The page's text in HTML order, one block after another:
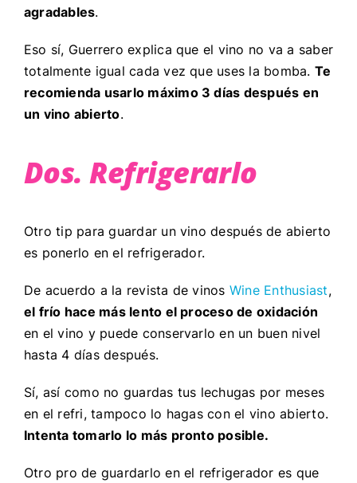
agradables.
Eso sí, Guerrero explica que el vino no va a saber
totalmente igual cada vez que uses la bomba. Te
recomienda usarlo máximo 3 días después en
un vino abierto.
Dos. Refrigerarlo
Otro tip para guardar un vino después de abierto
es ponerlo en el refrigerador.
De acuerdo a la revista de vinos Wine Enthusiast,
el frío hace más lento el proceso de oxidación
en el vino y puede conservarlo en un buen nivel
hasta 4 días después.
Sí, así como no guardas tus lechugas por meses
en el refri, tampoco lo hagas con el vino abierto.
Intenta tomarlo lo más pronto posible.
Otro pro de guardarlo en el refrigerador es que